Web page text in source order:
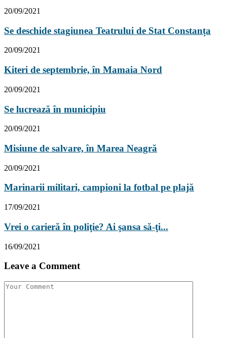
20/09/2021
Se deschide stagiunea Teatrului de Stat Constanța
20/09/2021
Kiteri de septembrie, în Mamaia Nord
20/09/2021
Se lucrează în municipiu
20/09/2021
Misiune de salvare, în Marea Neagră
20/09/2021
Marinarii militari, campioni la fotbal pe plajă
17/09/2021
Vrei o carieră în poliţie? Ai şansa să-ţi...
16/09/2021
Leave a Comment